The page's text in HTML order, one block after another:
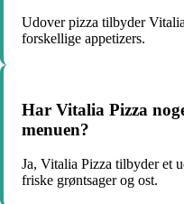
Udover pizza tilbyder
forskellige appetizers.
Har Vitalia Pizza
menuen?
Ja, Vitalia Pizza tilbyder et
friske grøntsager og ost.